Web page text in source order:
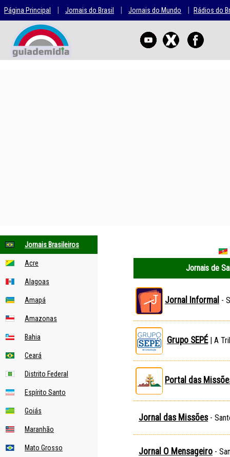
Página Principal | Jornais do Brasil | Jornais do Mundo | Rádios do
Jornais Brasileiros
Acre
Alagoas
Amapá
Amazonas
Bahia
Ceará
Distrito Federal
Espírito Santo
Goiás
Maranhão
Mato Grosso
Jornais de
Jornal Informal -
Grupo SEPÉ| A
Portal das
Jornal das Missões-
Jornal O Mensageiro -